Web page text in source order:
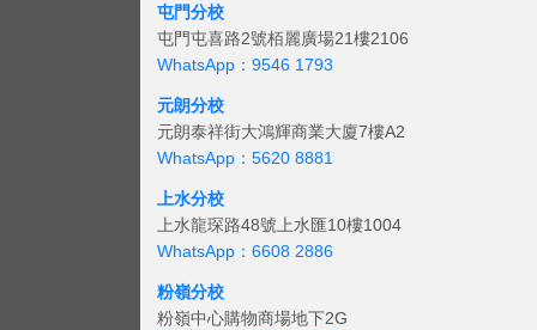
屯門分校
屯門屯喜路2號栢麗廣場21樓2106
WhatsApp：9546 1793
元朗分校
元朗泰祥街大鴻輝商業大廈7樓A2
WhatsApp：5620 8881
上水分校
上水龍琛路48號上水匯10樓1004
WhatsApp：6608 2886
粉嶺分校
粉嶺中心購物商場地下2G